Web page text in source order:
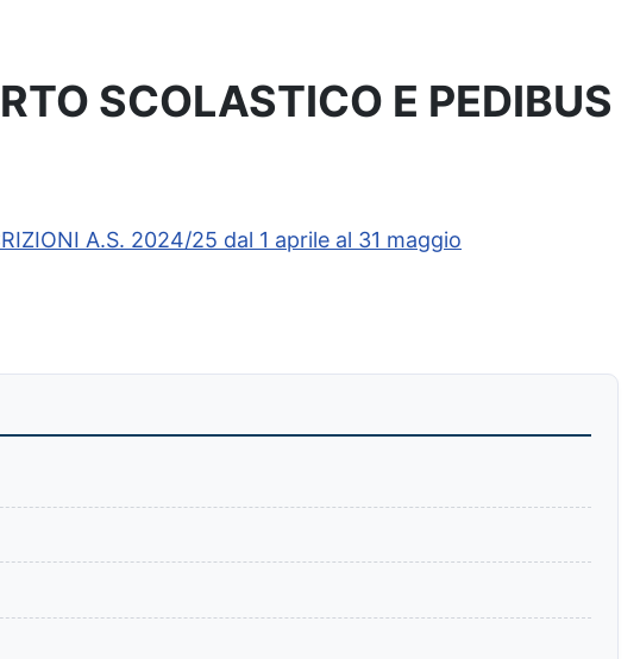
SCOLASTICO E PEDIBUS
A.S. 2024/25 dal 1 aprile al 31 maggio